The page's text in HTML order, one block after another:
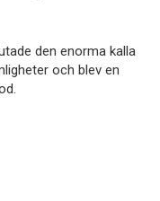
den enorma kalla
och blev en